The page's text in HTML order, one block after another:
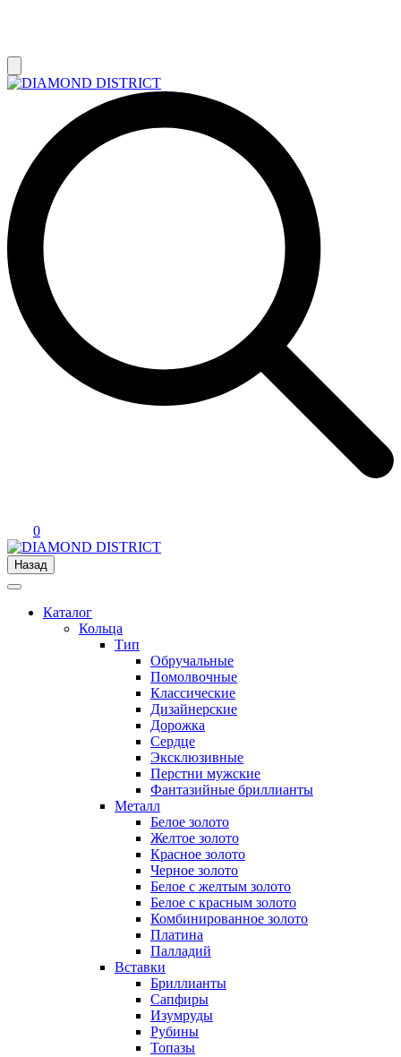
0
Назад
Каталог
Кольца
Тип
Обручальные
Помолвочные
Классические
Дизайнерские
Дорожка
Сердце
Эксклюзивные
Перстни мужские
Фантазийные бриллианты
Металл
Белое золото
Желтое золото
Красное золото
Черное золото
Белое с желтым золото
Белое с красным золото
Комбинированное золото
Платина
Палладий
Вставки
Бриллианты
Сапфиры
Изумруды
Рубины
Топазы